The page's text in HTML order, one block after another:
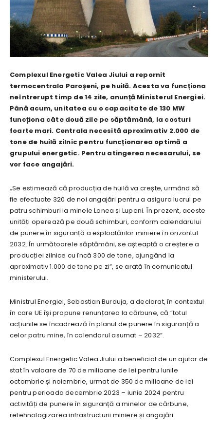
Complexul Energetic Valea Jiului a repornit
termocentrala Paroșeni, pe huilă. Acesta va funcționa
neîntrerupt timp de 14 zile, anunță Ministerul Energiei.
Până acum, unitatea cu o capacitate de 130 MW
funcționa câte două zile pe săptămână, la costuri
foarte mari. Centrala necesită aproximativ 2.000 de
tone de huilă zilnic pentru funcționarea optimă a
grupului energetic. Pentru atingerea necesarului, se
vor face angajări.
„Se estimează că producția de huilă va crește, urmând să
fie efectuate 320 de noi angajări pentru a asigura lucrul pe
patru schimburi la minele Lonea și Lupeni. În prezent, aceste
unități operează pe două schimburi, conform calendarului
de punere în siguranță a exploatărilor miniere în orizontul
2032. În următoarele săptămâni, se așteaptă o creștere a
producției zilnice cu încă 300 de tone, ajungând la
aproximativ 1.000 de tone pe zi”, se arată în comunicatul
ministerului.
Ministrul Energiei, Sebastian Burduja, a declarat, în contextul
în care UE își propune renunțarea la cărbune, că ”totul
acțiunile se încadrează în planul de punere în siguranță a
celor patru mine, în calendarul asumat – 2032”.
Complexul Energetic Valea Jiului a beneficiat de un ajutor de
stat în valoare de 70 de milioane de lei pentru lunile
octombrie și noiembrie, urmat de 350 de milioane de lei
pentru perioada decembrie 2023 – iunie 2024 pentru
activități de punere în siguranță a minelor de cărbune,
retehnologizarea infrastructurii miniere și angajări.